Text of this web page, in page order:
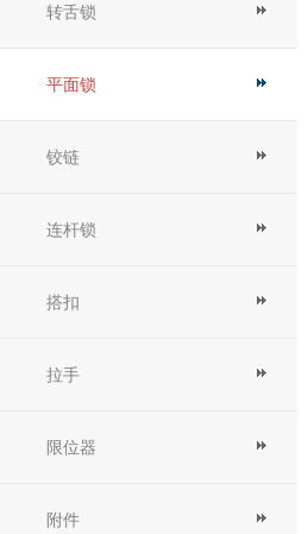
转舌锁
平面锁
铰链
连杆锁
搭扣
拉手
限位器
附件